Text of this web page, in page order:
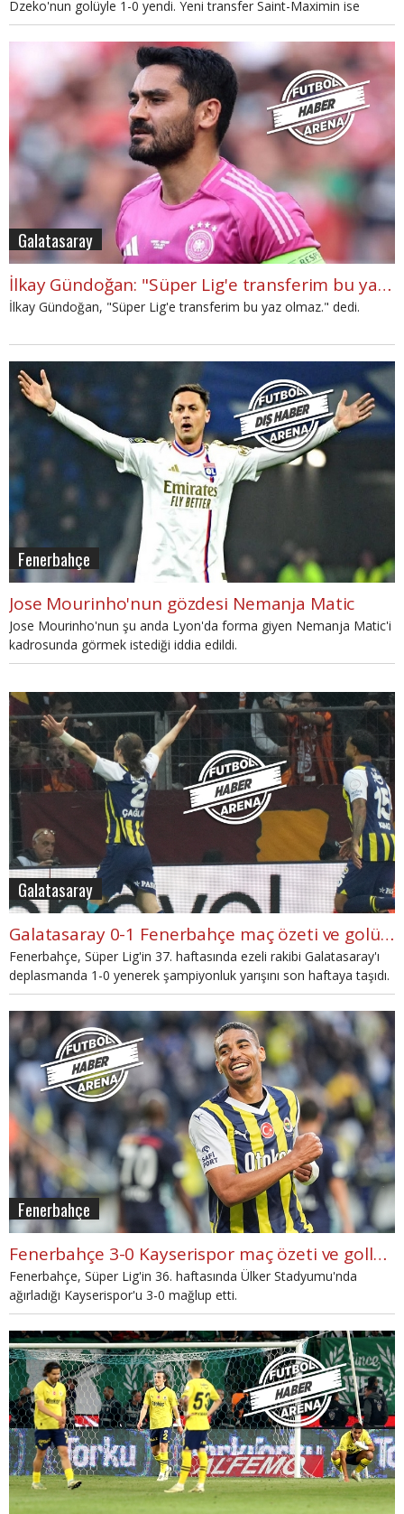
Dzeko'nun golüyle 1-0 yendi. Yeni transfer Saint-Maximin ise
golün asistini yapan isim oldu.
Galatasaray
İlkay Gündoğan: "Süper Lig'e transferim bu yaz olmaz."
İlkay Gündoğan, "Süper Lig'e transferim bu yaz olmaz." dedi.
Fenerbahçe
Jose Mourinho'nun gözdesi Nemanja Matic
Jose Mourinho'nun şu anda Lyon'da forma giyen Nemanja Matic'i
kadrosunda görmek istediği iddia edildi.
Galatasaray
Galatasaray 0-1 Fenerbahçe maç özeti ve golü (İZLE)
Fenerbahçe, Süper Lig'in 37. haftasında ezeli rakibi Galatasaray'ı
deplasmanda 1-0 yenerek şampiyonluk yarışını son haftaya taşıdı.
Fenerbahçe
Fenerbahçe 3-0 Kayserispor maç özeti ve golleri (İZLE)
Fenerbahçe, Süper Lig'in 36. haftasında Ülker Stadyumu'nda
ağırladığı Kayserispor'u 3-0 mağlup etti.